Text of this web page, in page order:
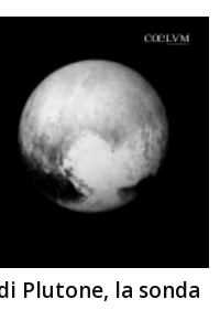
Plutone, la sonda